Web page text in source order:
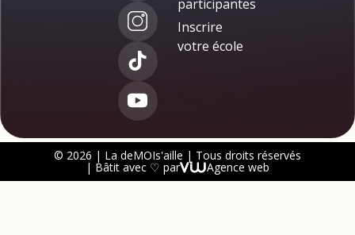
participantes
Inscrire
votre école
© 2026 | La deMOIs'aille | Tous droits réservés
| Bâtit avec ♡ par Agence web